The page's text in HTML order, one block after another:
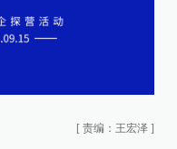
[ 责编：王宏泽 ]